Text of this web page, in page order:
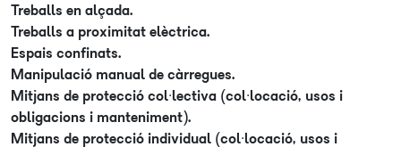
Treballs en alçada.
Treballs a proximitat elèctrica.
Espais confinats.
Manipulació manual de càrregues.
Mitjans de protecció col·lectiva (col·locació, usos i
obligacions i manteniment).
Mitjans de protecció individual (col·locació, usos i